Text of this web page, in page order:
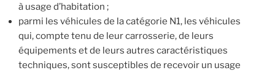
à usage d’habitation ;
parmi les véhicules de la catégorie N1, les véhicules
qui, compte tenu de leur carrosserie, de leurs
équipements et de leurs autres caractéristiques
techniques, sont susceptibles de recevoir un usage